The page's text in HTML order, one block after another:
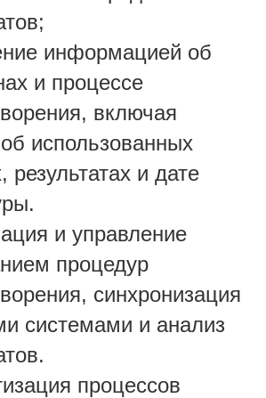
информацией об
и процессе
включая
использованных
результатах и дате
и управление
процедур
синхронизация
системами и анализ
процессов